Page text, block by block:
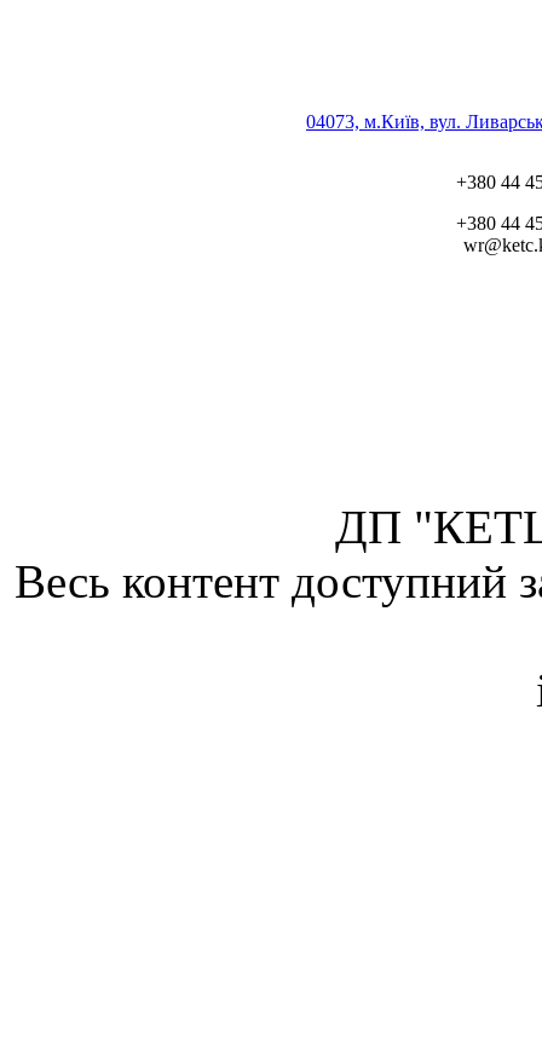
04073, м.Київ, вул.
+380 44
+380 44
ДП
Весь контент доступний